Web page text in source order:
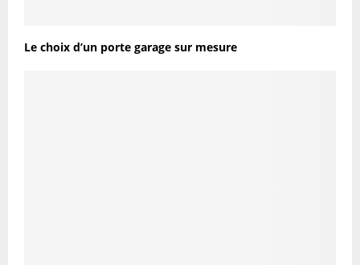
Le choix d’un porte garage sur mesure